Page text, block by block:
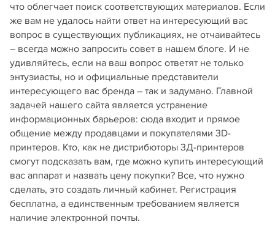
что облегчает поиск соответствующих материалов. Если
же вам не удалось найти ответ на интересующий вас
вопрос в существующих публикациях, не отчаивайтесь
– всегда можно запросить совет в нашем блоге. И не
удивляйтесь, если на ваш вопрос ответят не только
энтузиасты, но и официальные представители
интересующего вас бренда – так и задумано. Главной
задачей нашего сайта является устранение
информационных барьеров: сюда входит и прямое
общение между продавцами и покупателями 3D-
принтеров. Кто, как не дистрибюторы 3Д-принтеров
смогут подсказать вам, где можно купить интересующий
вас аппарат и назвать цену покупки? Все, что нужно
сделать, это создать личный кабинет. Регистрация
бесплатна, а единственным требованием является
наличие электронной почты.